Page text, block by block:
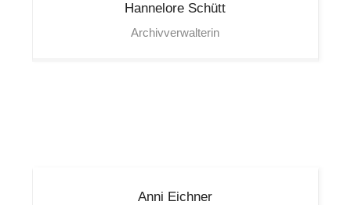
Hannelore Schütt
Archivverwalterin
Anni Eichner